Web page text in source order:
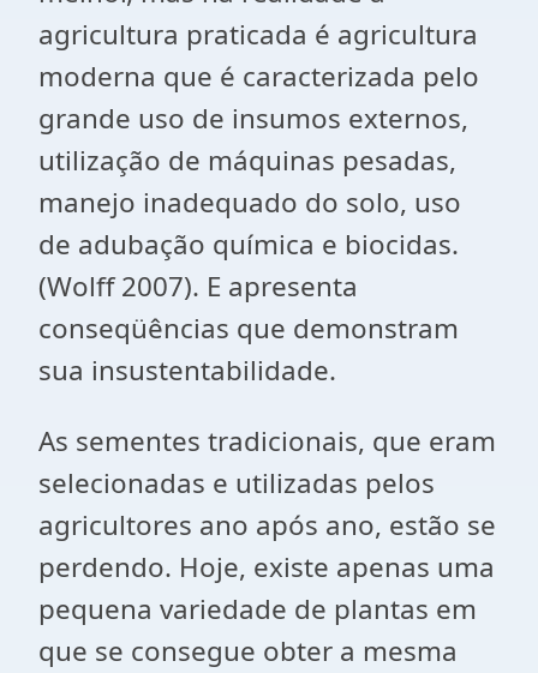
agricultura praticada é agricultura
moderna que é caracterizada pelo
grande uso de insumos externos,
utilização de máquinas pesadas,
manejo inadequado do solo, uso
de adubação química e biocidas.
(Wolff 2007). E apresenta
conseqüências que demonstram
sua insustentabilidade.
As sementes tradicionais, que eram
selecionadas e utilizadas pelos
agricultores ano após ano, estão se
perdendo. Hoje, existe apenas uma
pequena variedade de plantas em
que se consegue obter a mesma